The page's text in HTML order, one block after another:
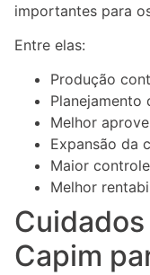
importantes para
Entre elas:
Produção
Planejamento
Melhor
Expansão da
Maior
Melhor
Capim